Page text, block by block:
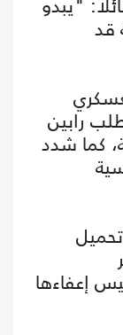
قد
رابين
كما شدد
إعفاءها